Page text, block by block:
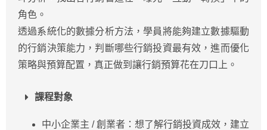
角色。
透過系統化的數據分析方法，學員將能夠建立數據驅動
的行銷決策能力，判斷哪些行銷投資最有效，進而優化
策略與預算配置，真正做到讓行銷預算花在刀口上。
課程對象
中小企業主 / 創業者：想了解行銷投資成效，建立